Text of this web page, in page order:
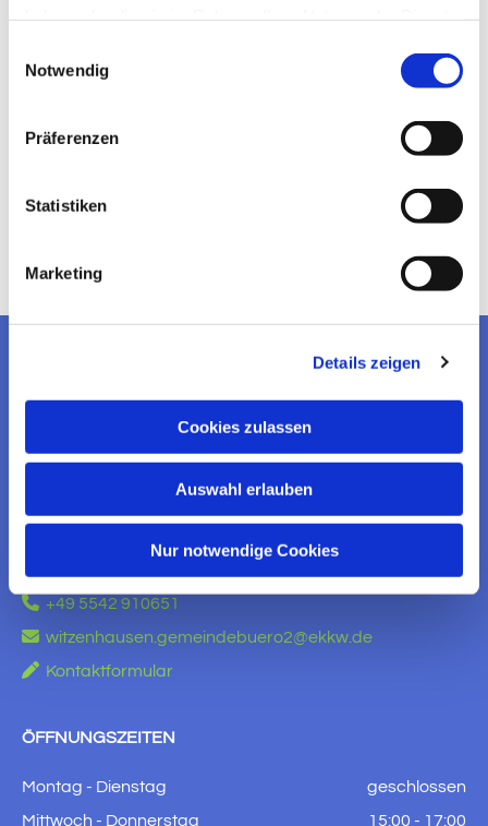
Notwendig
Präferenzen
Statistiken
Marketing
Details zeigen
Cookies zulassen
Auswahl erlauben
Nur notwendige Cookies
WITZENHAUSEN
KONTAKT AUFNEHMEN
 +49 5542 910651
 witzenhausen.gemeindebuero2@ekkw.de
 Kontaktformular
ÖFFNUNGSZEITEN
Montag - Dienstag
geschlossen
Mittwoch - Donnerstag
15:00 - 17:00